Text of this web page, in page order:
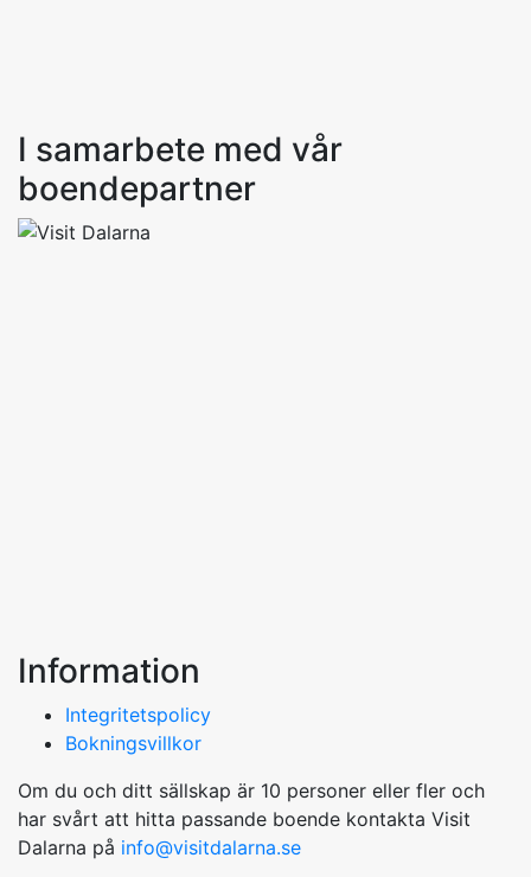
I samarbete med vår
boendepartner
Information
Integritetspolicy
Bokningsvillkor
Om du och ditt sällskap är 10 personer eller fler och
har svårt att hitta passande boende kontakta Visit
Dalarna på info@visitdalarna.se